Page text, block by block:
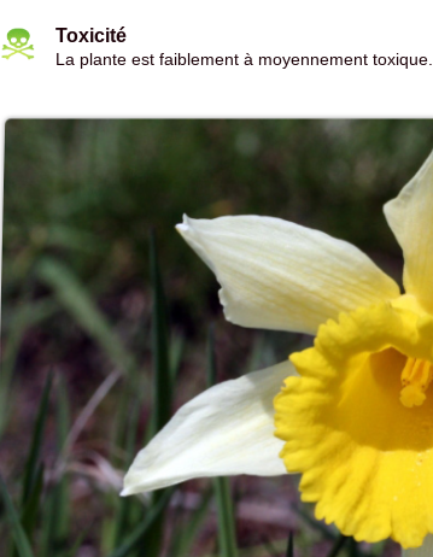
Toxicité
La plante est faiblement à moyennement toxique.